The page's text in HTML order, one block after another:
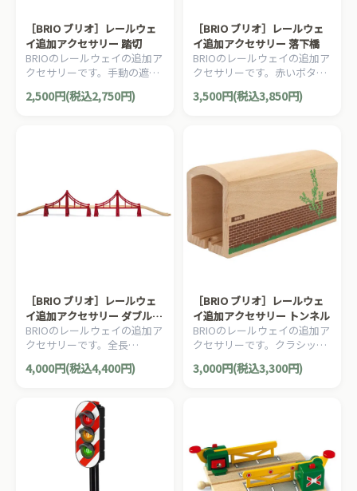
［BRIO ブリオ］レールウェ
イ追加アクセサリー 踏切
BRIOのレールウェイの追加ア
クセサリーです。手動の遮断
機、2個の警報機、直線レー
ル108mmが1本がセットにな
2,500円(税込2,750円)
［BRIO ブリオ］レールウェ
イ追加アクセサリー 落下橋
BRIOのレールウェイの追加ア
クセサリーです。赤いボタン
を押すとブリッジが崩れま
す。早く組立てないと列車が
3,500円(税込3,850円)
［BRIO ブリオ］レールウェ
イ追加アクセサリー ダブルサ
スペンション橋
BRIOのレールウェイの追加ア
クセサリーです。全長
115.3cmの長い吊り橋です。5
ピース。
4,000円(税込4,400円)
［BRIO ブリオ］レールウェ
イ追加アクセサリー トンネル
BRIOのレールウェイの追加ア
クセサリーです。クラシック
な木製のハイトンネルです。
1ピース。
3,000円(税込3,300円)